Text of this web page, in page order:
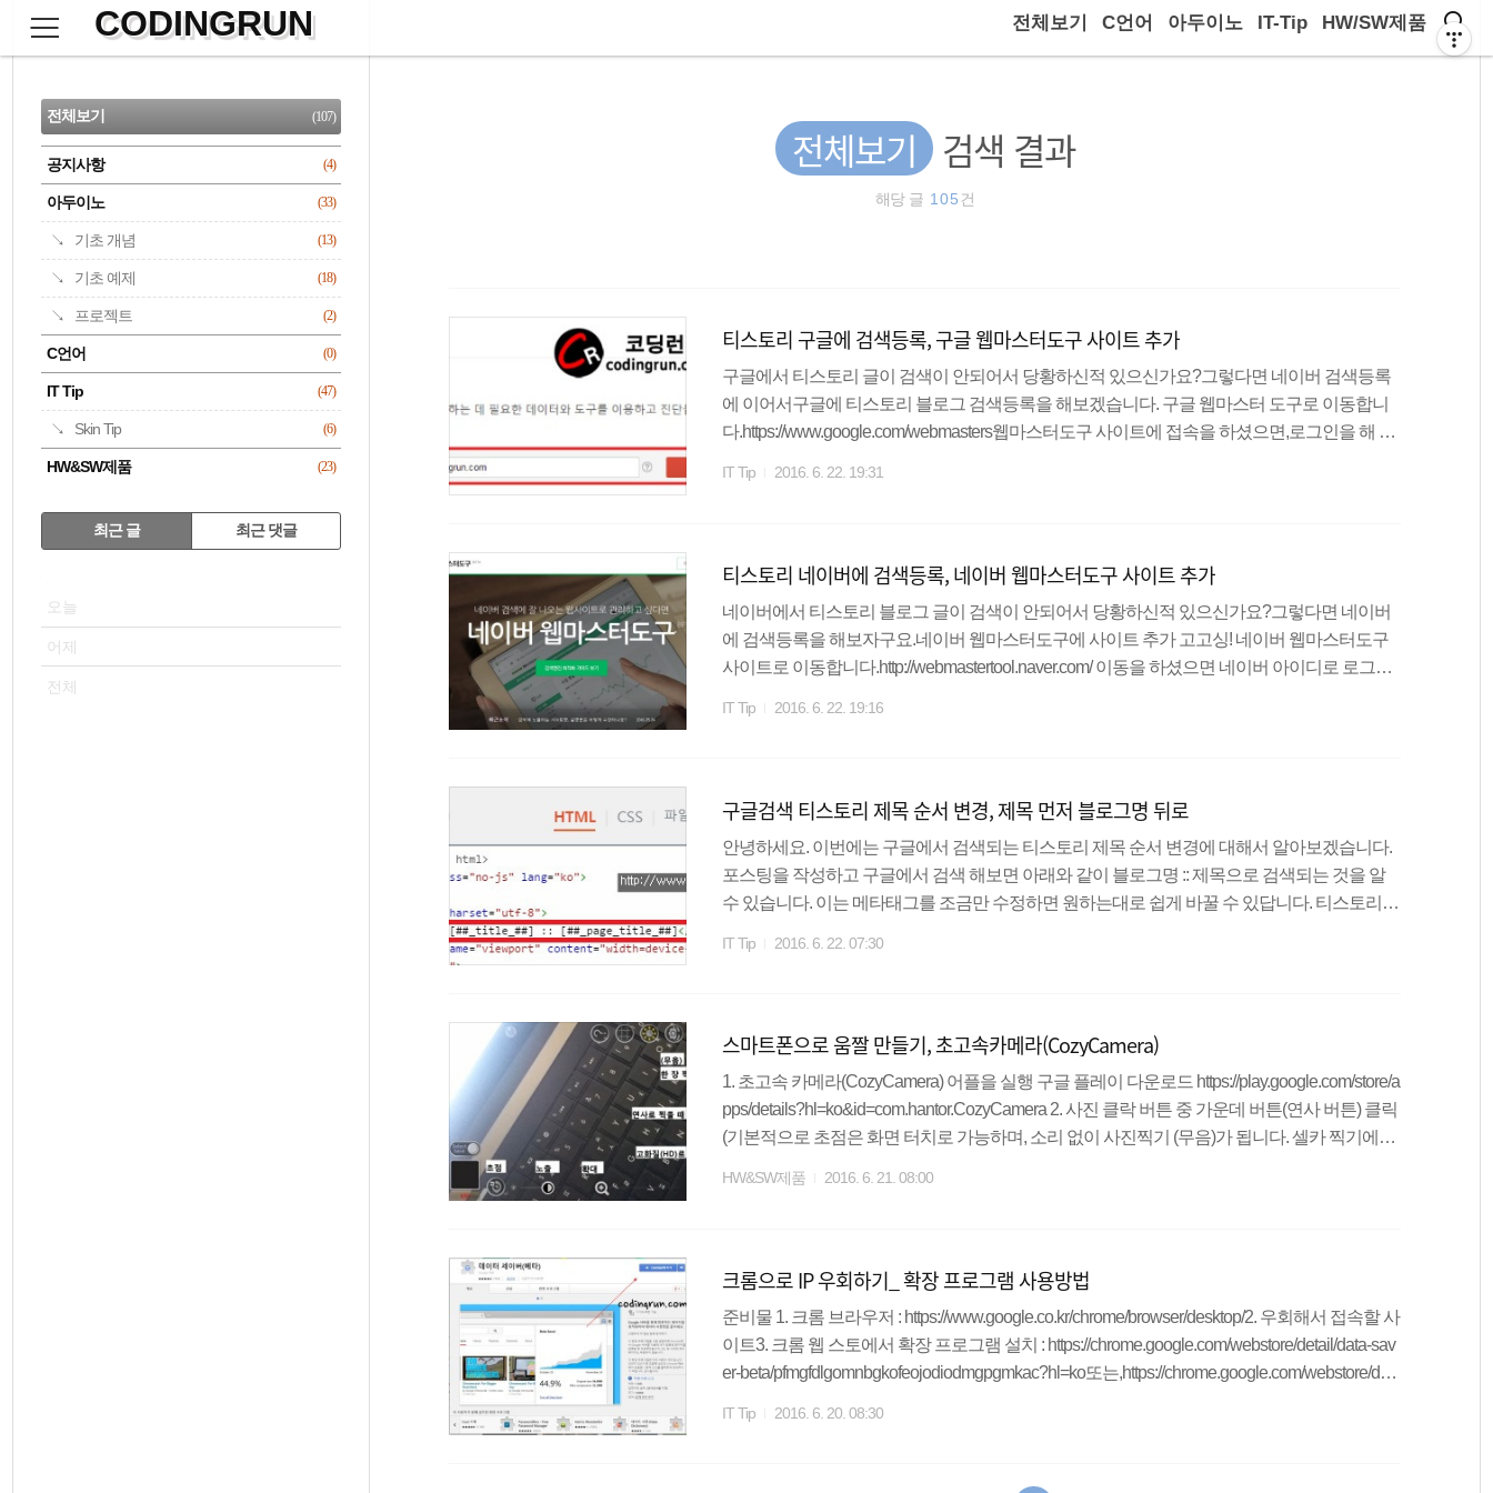
으
CODINGRUN 전체보기 C언어 아두이노 IT-Tip HW/SW제품
전체보기 검색 결과
해당 글 105 건
티스토리 구글에 검색등록, 구글 웹마스터도구 사이트 추가
구글에서 티스토리 글이 검색이 안되어서 당황하신적 있으신가요?그렇다면 네이버 검색등록
에 이어서구글에 티스토리 블로그 검색등록을 해보겠습니다. 구글 웹마스터 도구로 이동합니
다.https://www.google.com/webmasters웹마스터도구 사이트에 접속을 하셨으면,로그인을 해 줍
이므로 codingrun.com만 입력하였습니다.티스토리 주소를 사용하시는 분들은codingrun.tistory.c
IT Tip 2016. 6. 22. 19:31
티스토리 네이버에 검색등록, 네이버 웹마스터도구 사이트 추가
네이버에서 티스토리 블로그 글이 검색이 안되어서 당황하신적 있으신가요?그렇다면 네이버
에 검색등록을 해보자구요.네이버 웹마스터도구에 사이트 추가 고고싱! 네이버 웹마스터도구
사이트로 이동합니다.http://webmastertool.naver.com/ 이동을 하셨으면 네이버 아이디로 로그인
하고 있는 티스토리 블로그 사이트명을 입력합니다.저는 2차 도메인을 사용중이므로 codingru
부분
IT Tip 2016. 6. 22. 19:16
구글검색 티스토리 제목 순서 변경, 제목 먼저 블로그명 뒤로
안녕하세요. 이번에는 구글에서 검색되는 티스토리 제목 순서 변경에 대해서 알아보겠습니다.
포스팅을 작성하고 구글에서 검색 해보면 아래와 같이 블로그명 :: 제목으로 검색되는 것을 알
수 있습니다. 이는 메타태그를 조금만 수정하면 원하는대로 쉽게 바꿀 수 있답니다. 티스토리
는대로 수정을 해 줍니다. 저 같은 경우에는 글 제목 - 블로그명으로 배치하고 싶었기에 - 위와
시면 됩니다. 저장을 하면 적용이 바로 되는 것..
IT Tip 2016. 6. 22. 07:30
스마트폰으로 움짤 만들기, 초고속카메라(CozyCamera)
1. 초고속 카메라(CozyCamera) 어플을 실행 구글 플레이 다운로드 https://play.google.com/store/a
pps/details?hl=ko&id=com.hantor.CozyCamera 2. 사진 클락 버튼 중 가운데 버튼(연사 버튼) 클릭
(기본적으로 초점은 화면 터치로 가능하며, 소리 없이 사진찍기 (무음)가 됩니다. 셀카 찍기에도
HW&SW제품 2016. 6. 21. 08:00
크롬으로 IP 우회하기_ 확장 프로그램 사용방법
준비물 1. 크롬 브라우저 : https://www.google.co.kr/chrome/browser/desktop/2. 우회해서 접속할 사
이트3. 크롬 웹 스토에서 확장 프로그램 설치 : https://chrome.google.com/webstore/detail/data-sav
er-beta/pfmgfdlgomnbgkofeojodiodmgpgmkac?hl=ko또는,https://chrome.google.com/webstore/det
램 설치하기 1. 상단의 [ CHROME에 추가 ] 버튼을 클릭. 2. 새 확장 프로금 확인 창에서 [추가] 선
IT Tip 2016. 6. 20. 08:30
CATEGORY
전체보기 (107)
공지사항 (4)
아두이노 (33)
기초 개념 (13)
기초 예제 (18)
프로젝트 (2)
C언어 (0)
IT Tip (47)
Skin Tip (6)
HW&SW제품 (23)
RECENTLY
최근 글 최근 댓글
오늘
어제
전체
검